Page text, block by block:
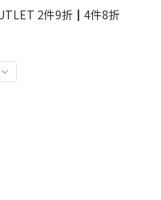
2件9折┃4件8折